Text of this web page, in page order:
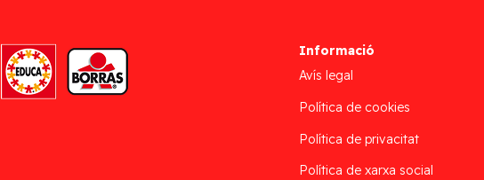
Informació
Avís legal
Política de cookies
Política de privacitat
Política de xarxa social